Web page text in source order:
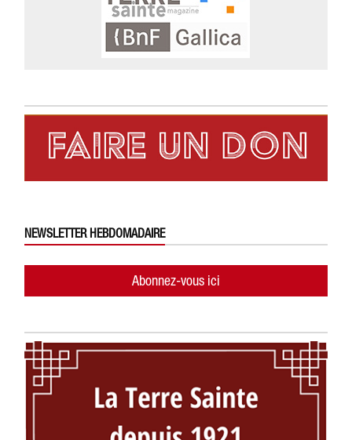
NEWSLETTER HEBDOMADAIRE
Abonnez-vous ici